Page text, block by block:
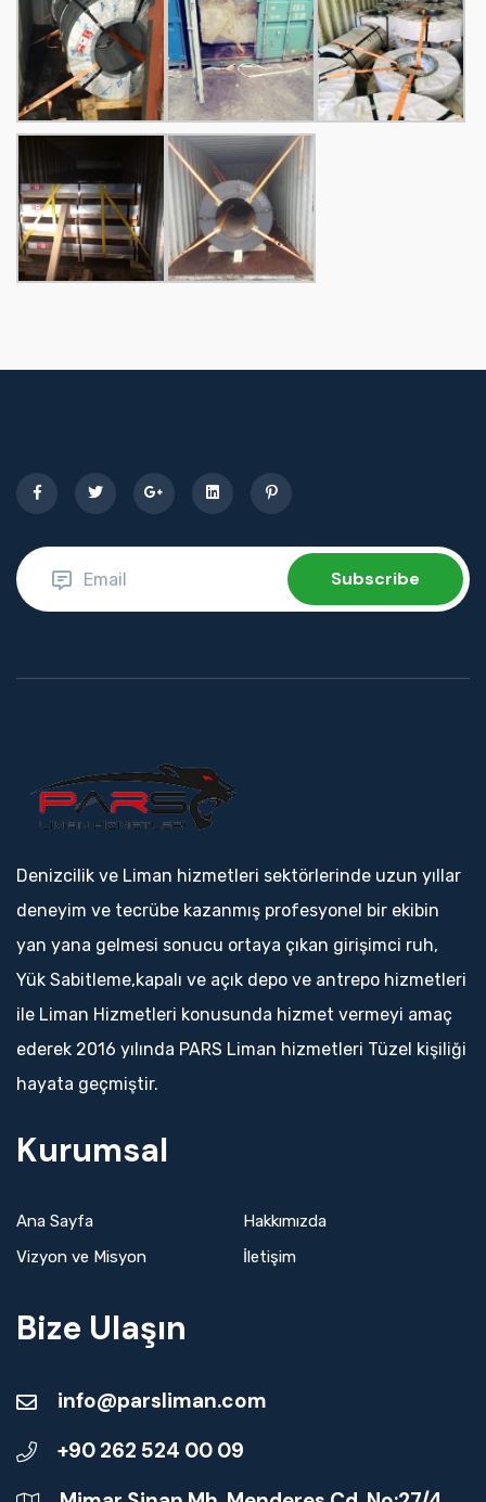
Denizcilik ve Liman hizmetleri sektörlerinde uzun yıllar
deneyim ve tecrübe kazanmış profesyonel bir ekibin
yan yana gelmesi sonucu ortaya çıkan girişimci ruh,
Yük Sabitleme,kapalı ve açık depo ve antrepo hizmetleri
ile Liman Hizmetleri konusunda hizmet vermeyi amaç
ederek 2016 yılında PARS Liman hizmetleri Tüzel kişiliği
hayata geçmiştir.
Kurumsal
Ana Sayfa
Hakkımızda
Vizyon ve Misyon
İletişim
Bize Ulaşın
info@parsliman.com
+90 262 524 00 09